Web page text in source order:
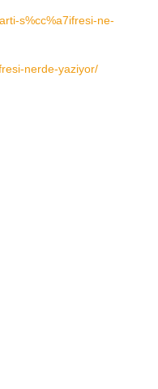
s%cc%a7ifresi-ne-
nerde-yaziyor/